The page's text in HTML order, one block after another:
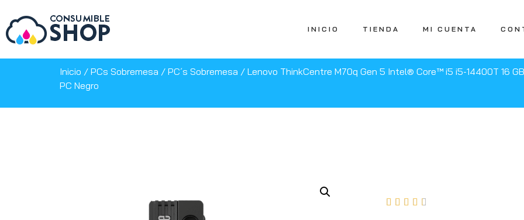
INICIO TIENDA MI CUENTA
Inicio / PCs Sobremesa / PC´s Sobremesa / Lenovo ThinkCentre M70q Gen 5 Intel® Core™ i5 i5-14400T 16 GB
PC Negro
    